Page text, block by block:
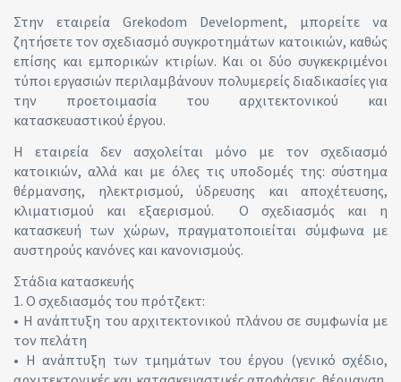
Στην εταιρεία Grekodom Development, μπορείτε να
ζητήσετε τον σχεδιασμό συγκροτημάτων κατοικιών, καθώς
επίσης και εμπορικών κτιρίων. Και οι δύο συγκεκριμένοι
τύποι εργασιών περιλαμβάνουν πολυμερείς διαδικασίες για
την προετοιμασία του αρχιτεκτονικού και
κατασκευαστικού έργου.
Η εταιρεία δεν ασχολείται μόνο με τον σχεδιασμό
κατοικιών, αλλά και με όλες τις υποδομές της: σύστημα
θέρμανσης, ηλεκτρισμού, ύδρευσης και αποχέτευσης,
κλιματισμού και εξαερισμού. Ο σχεδιασμός και η
κατασκευή των χώρων, πραγματοποιείται σύμφωνα με
αυστηρούς κανόνες και κανονισμούς.
Στάδια κατασκευής
1. Ο σχεδιασμός του πρότζεκτ:
• Η ανάπτυξη του αρχιτεκτονικού πλάνου σε συμφωνία με
τον πελάτη
• Η ανάπτυξη των τμημάτων του έργου (γενικό σχέδιο,